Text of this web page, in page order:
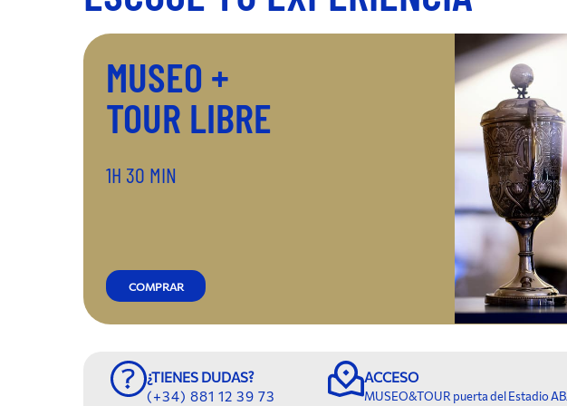
MUSEO +
TOUR LIBRE
1H 30 MIN
COMPRAR
¿TIENES DUDAS?
(+34) 881 12 39 73
ACCESO
MUSEO&TOUR puerta del Estadio